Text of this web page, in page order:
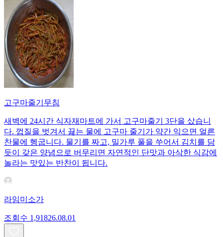
고구마줄기무침
새벽에 24시간 식자재마트에 가서 고구마줄기 3단을 샀습니
다. 껍질을 벗겨서 끓는 물에 고구마 줄기가 약간 익으면 얼른
찬물에 헹굽니다. 물기를 짜고, 밀가루 풀을 쑤어서 김치를 담
듯이 갖은 양념으로 버무리면 자연적인 단맛과 아삭한 식감에
놀라는 맛있는 반찬이 됩니다.
라임미소가
조회수 1,91826.08.01